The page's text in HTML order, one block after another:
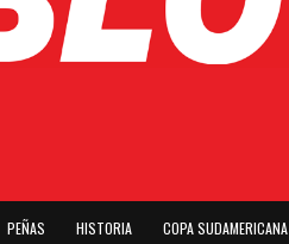
PEÑAS HISTORIA COPA SUDAMERICANA